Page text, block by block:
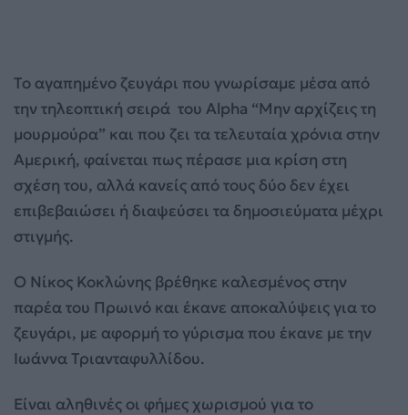
Το αγαπημένο ζευγάρι που γνωρίσαμε μέσα από
την τηλεοπτική σειρά του Alpha “Μην αρχίζεις τη
μουρμούρα” και που ζει τα τελευταία χρόνια στην
Αμερική, φαίνεται πως πέρασε μια κρίση στη
σχέση του, αλλά κανείς από τους δύο δεν έχει
επιβεβαιώσει ή διαψεύσει τα δημοσιεύματα μέχρι
στιγμής.
Ο Νίκος Κοκλώνης βρέθηκε καλεσμένος στην
παρέα του Πρωινό και έκανε αποκαλύψεις για το
ζευγάρι, με αφορμή το γύρισμα που έκανε με την
Ιωάννα Τριανταφυλλίδου.
Είναι αληθινές οι φήμες χωρισμού για το